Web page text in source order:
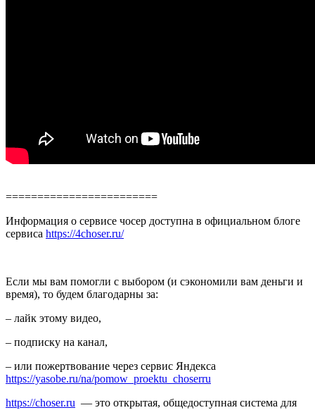
========================
Информация о сервисе чосер доступна в официальном блоге
сервиса https://4choser.ru/
Если мы вам помогли с выбором (и сэкономили вам деньги и
время), то будем благодарны за:
– лайк этому видео,
– подписку на канал,
– или пожертвование через сервис Яндекса
https://yasobe.ru/na/pomow_proektu_choserru
https://choser.ru — это открытая, общедоступная система для